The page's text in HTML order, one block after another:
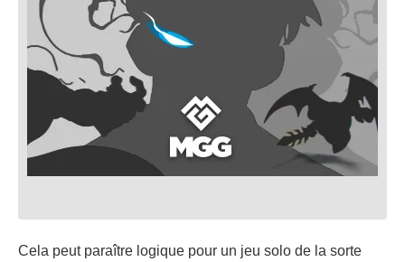
Cela peut paraître logique pour un jeu solo de la sorte